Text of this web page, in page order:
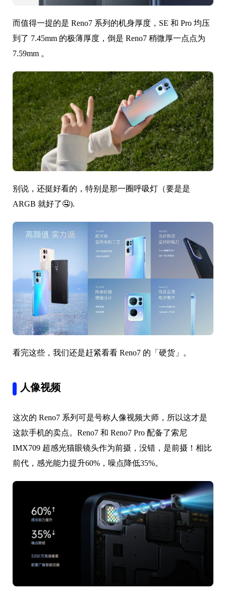
而值得一提的是 Reno7 系列的机身厚度，SE 和 Pro 均压
到了 7.45mm 的极薄厚度，倒是 Reno7 稍微厚一点点为
7.59mm 。
别说，还挺好看的，特别是那一圈呼吸灯（要是是
ARGB 就好了🤤).
看完这些，我们还是赶紧看看 Reno7 的「硬货」。
人像视频
这次的 Reno7 系列可是号称人像视频大师，所以这才是
这款手机的卖点。Reno7 和 Reno7 Pro 配备了索尼
IMX709 超感光猫眼镜头作为前摄，没错，是前摄！相比
前代，感光能力提升60%，噪点降低35%。